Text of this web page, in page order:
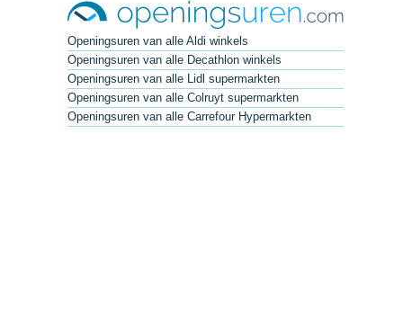
Openingsuren van alle Aldi winkels
Openingsuren van alle Decathlon winkels
Openingsuren van alle Lidl supermarkten
Openingsuren van alle Colruyt supermarkten
Openingsuren van alle Carrefour Hypermarkten